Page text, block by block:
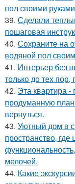
пол своими руками
39. Сделали
пошаговая
40. Сохраните на
водяной пол
41. Интерьер без
только до тех
42. Эта квартира
продуманную
вернуться.
43. Уютный дом в
пространство, где
мелочей.
44. Какие